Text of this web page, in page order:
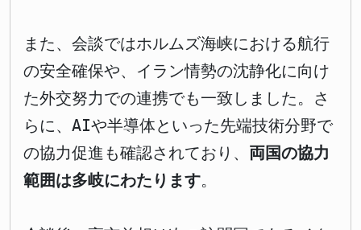
また、会談ではホルムズ海峡における航行
の安全確保や、イラン情勢の沈静化に向け
た外交努力での連携でも一致しました。さ
らに、AIや半導体といった先端技術分野で
の協力促進も確認されており、 両国の協力
範囲は多岐にわたります。